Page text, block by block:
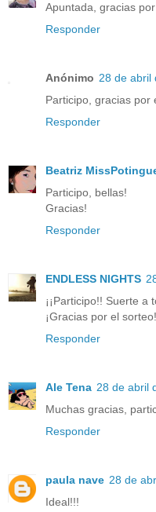
Apuntada, gracias
Responder
Anónimo 28 de abril
Participo, gracias por
Responder
Beatriz
Participo, bellas!
Gracias!
Responder
ENDLESS NIGHTS
¡¡Participo!! Suerte a
¡Gracias por el sorteo!
Responder
Ale Tena 28 de abril
Muchas gracias,
Responder
paula nave 28 de
Ideal!!!